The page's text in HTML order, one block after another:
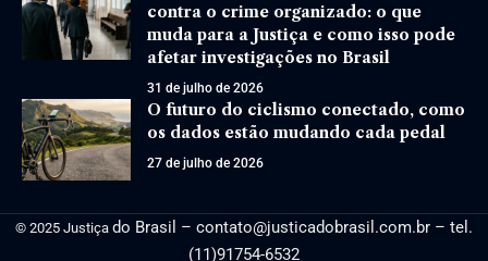
contra o crime organizado: o que
muda para a Justiça e como isso pode
afetar investigações no Brasil
31 de julho de 2026
O futuro do ciclismo conectado, como
os dados estão mudando cada pedal
27 de julho de 2026
© 2025 Justiça do Brasil – contato@justicadobrasil.com.br – tel.
(11)91754-6532